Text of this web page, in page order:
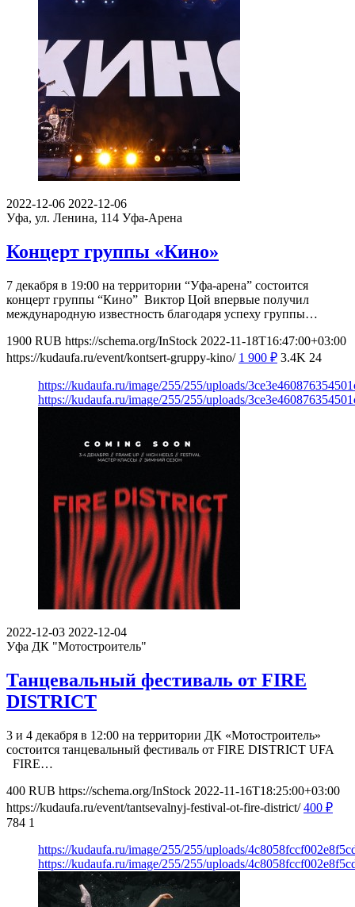
2022-12-06 2022-12-06
Уфа, ул. Ленина, 114 Уфа-Арена
Концерт группы «Кино»
7 декабря в 19:00 на территории “Уфа-арена” состоится
концерт группы “Кино” Виктор Цой впервые получил
международную известность благодаря успеху группы…
1900 RUB https://schema.org/InStock 2022-11-18T16:47:00+03:00
https://kudaufa.ru/event/kontsert-gruppy-kino/ 1 900 ₽ 3.4K 24
https://kudaufa.ru/image/255/255/uploads/
https://kudaufa.ru/image/255/255/uploads/
2022-12-03 2022-12-04
Уфа ДК "Мотостроитель"
Танцевальный фестиваль от FIRE
DISTRICT
3 и 4 декабря в 12:00 на территории ДК «Мотостроитель»
состоится танцевальный фестиваль от FIRE DISTRICT UFA
FIRE…
400 RUB https://schema.org/InStock 2022-11-16T18:25:00+03:00
https://kudaufa.ru/event/tantsevalnyj-festival-ot-fire-district/ 400 ₽
784 1
https://kudaufa.ru/image/255/255/uploads/
https://kudaufa.ru/image/255/255/uploads/